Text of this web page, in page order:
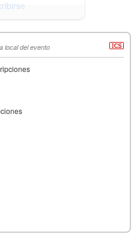
local del evento